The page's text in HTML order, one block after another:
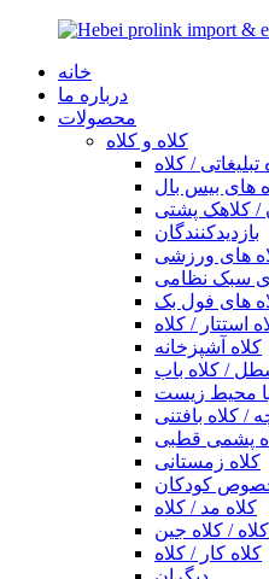
خانه
درباره ما
محصولات
کلاه و کلاه
تبلیغاتی / کلاه
های بیس بال
/ کلاهک پشتی
بازدیدکنندگان
های ورزشی
سبک نظامی
های فول بک
استتار / کلاه
کلاه آشپزخانه
/ کلاه باب
با محیط زیست
/ کلاه بافتنی
پشمی قطبی
کلاه زمستانی
کودکان
کلاه مد / کلاه
کلاه / کلاه جین
کلاه کار / کلاه